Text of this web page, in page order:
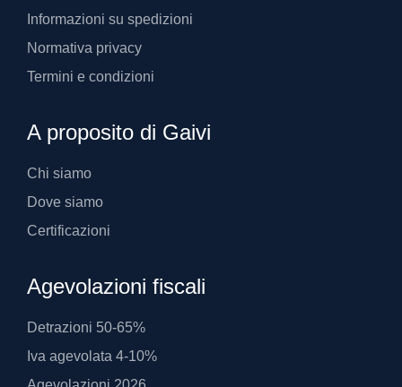
Informazioni su spedizioni
Normativa privacy
Termini e condizioni
A proposito di Gaivi
Chi siamo
Dove siamo
Certificazioni
Agevolazioni fiscali
Detrazioni 50-65%
Iva agevolata 4-10%